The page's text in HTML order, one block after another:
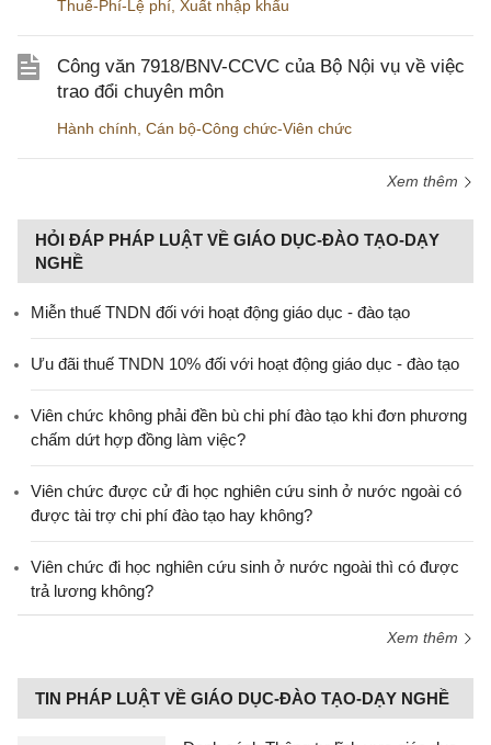
Thuế-Phí-Lệ phí Xuất nhập khẩu
Công văn 7918/BNV-CCVC của Bộ Nội vụ về việc
trao đổi chuyên môn
Hành chính Cán bộ-Công chức-Viên chức
Xem thêm
HỎI ĐÁP PHÁP LUẬT VỀ GIÁO DỤC-ĐÀO TẠO-DẠY
NGHỀ
Miễn thuế TNDN đối với hoạt động giáo dục - đào tạo
Ưu đãi thuế TNDN 10% đối với hoạt động giáo dục - đào tạo
Viên chức không phải đền bù chi phí đào tạo khi đơn phương
chấm dứt hợp đồng làm việc?
Viên chức được cử đi học nghiên cứu sinh ở nước ngoài có
được tài trợ chi phí đào tạo hay không?
Viên chức đi học nghiên cứu sinh ở nước ngoài thì có được
trả lương không?
Xem thêm
TIN PHÁP LUẬT VỀ GIÁO DỤC-ĐÀO TẠO-DẠY NGHỀ